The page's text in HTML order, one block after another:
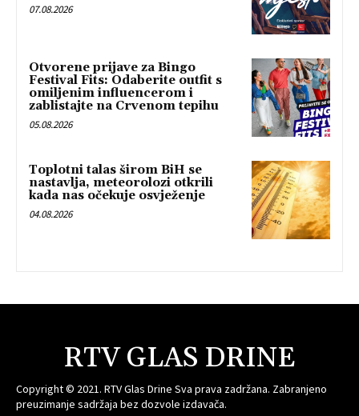
07.08.2026
Otvorene prijave za Bingo
Festival Fits: Odaberite outfit s
omiljenim influencerom i
zablistajte na Crvenom tepihu
05.08.2026
Toplotni talas širom BiH se
nastavlja, meteorolozi otkrili
kada nas očekuje osvježenje
04.08.2026
RTV GLAS DRINE
Copyright © 2021. RTV Glas Drine Sva prava zadržana. Zabranjeno
preuzimanje sadržaja bez dozvole izdavača.